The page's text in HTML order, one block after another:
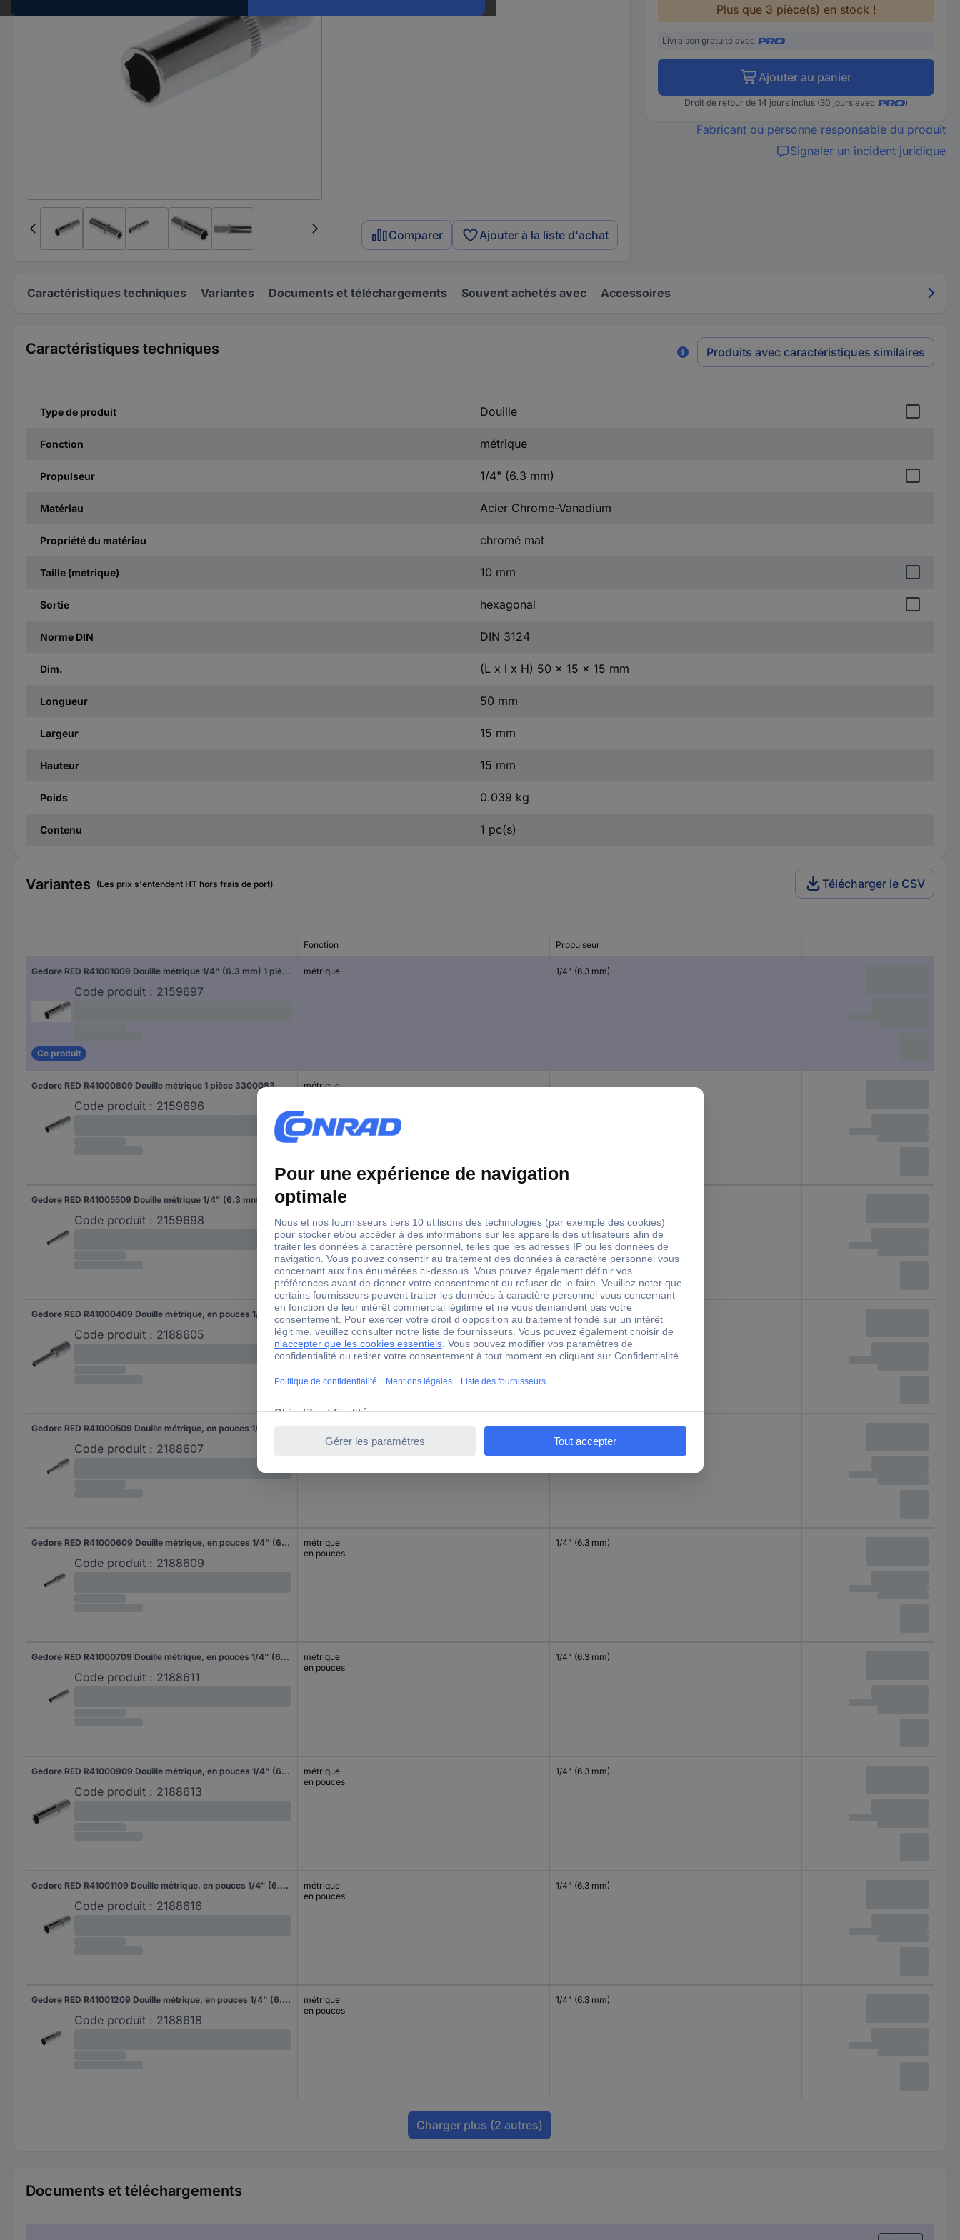
Comparer Ajouter à la liste d'achat
Plus que 3 pièce(s) en stock !
Livraison gratuite avec
Ajouter au panier
Droit de retour de 14 jours inclus (30 jours avec )
Fabricant ou personne responsable du produit
Signaler un incident juridique
Caractéristiques techniques Variantes Documents et téléchargements Souvent achetés avec Accessoires
Caractéristiques techniques Produits avec caractéristiques similaires
Type de produit Douille
Fonction métrique
Propulseur 1/4" (6.3 mm)
Matériau Acier Chrome-Vanadium
Propriété du matériau chromé mat
Taille (métrique) 10 mm
Sortie hexagonal
Norme DIN DIN 3124
Dim. (L x l x H) 50 x 15 x 15 mm
Longueur 50 mm
Largeur 15 mm
Hauteur 15 mm
Poids 0.039 kg
Contenu 1 pc(s)
Variantes (Les prix s'entendent HT hors frais de port) Télécharger le CSV
Fonction Propulseur
Gedore RED R41001009 Douille métrique 1/4" (6.3 mm) 1 pièce 3300085
Code produit : 2159697
Ce produit
métrique 1/4" (6.3 mm)
Gedore RED R41000809 Douille métrique 1 pièce 3300083
Code produit : 2159696
métrique
Gedore RED R41005509 Douille métrique 1/4" (6.3 mm) 1 pièce 3300080
Code produit : 2159698
métrique
Gedore RED R41000409 Douille métrique, en pouces 1/4" (6.3 mm) 1 pièce 3300077
Code produit : 2188605
métrique
en pouces
1/4" (6.3 mm)
Code produit : 2188607
en pouces
1/4" (6.3 mm)
Gedore RED R41000609 Douille métrique, en pouces 1/4" (6.3 mm) 1 pièce 3300081
Code produit : 2188609
métrique
en pouces
1/4" (6.3 mm)
Gedore RED R41000709 Douille métrique, en pouces 1/4" (6.3 mm) 1 pièce 3300082
Code produit : 2188611
métrique
en pouces
1/4" (6.3 mm)
Gedore RED R41000909 Douille métrique, en pouces 1/4" (6.3 mm) 1 pièce 3300084
Code produit : 2188613
métrique
en pouces
1/4" (6.3 mm)
Gedore RED R41001109 Douille métrique, en pouces 1/4" (6.3 mm) 1 pièce 3300086
Code produit : 2188616
métrique
en pouces
1/4" (6.3 mm)
Gedore RED R41001209 Douille métrique, en pouces 1/4" (6.3 mm) 1 pièce 3300087
Code produit : 2188618
métrique
en pouces
1/4" (6.3 mm)
Charger plus (2 autres)
Documents et téléchargements